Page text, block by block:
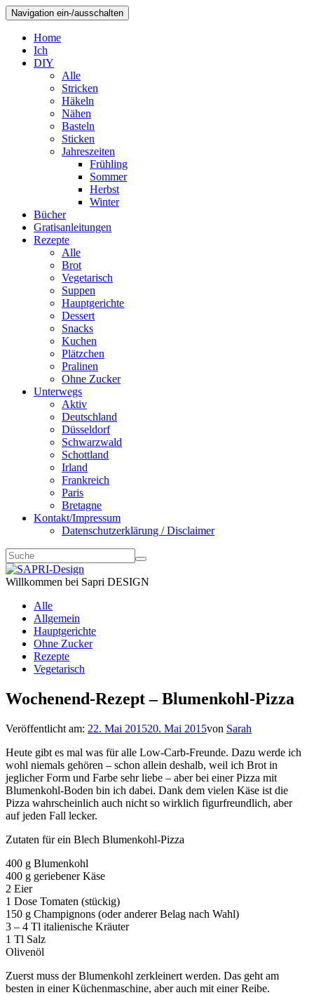
Navigation ein-/ausschalten
Home
Ich
DIY
Alle
Stricken
Häkeln
Nähen
Basteln
Sticken
Jahreszeiten
Frühling
Sommer
Herbst
Winter
Bücher
Gratisanleitungen
Rezepte
Alle
Brot
Vegetarisch
Suppen
Hauptgerichte
Dessert
Snacks
Kuchen
Plätzchen
Pralinen
Ohne Zucker
Unterwegs
Aktiv
Deutschland
Düsseldorf
Schwarzwald
Schottland
Irland
Frankreich
Paris
Bretagne
Kontakt/Impressum
Datenschutzerklärung / Disclaimer
Willkommen bei Sapri DESIGN
Alle
Allgemein
Hauptgerichte
Ohne Zucker
Rezepte
Vegetarisch
Wochenend-Rezept – Blumenkohl-Pizza
Veröffentlicht am: 22. Mai 201520. Mai 2015von Sarah
Heute gibt es mal was für alle Low-Carb-Freunde. Dazu werde ich
wohl niemals gehören – schon allein deshalb, weil ich Brot in
jeglicher Form und Farbe sehr liebe – aber bei einer Pizza mit
Blumenkohl-Boden bin ich dabei. Dank dem vielen Käse ist die
Pizza wahrscheinlich auch nicht so wirklich figurfreundlich, aber
auf jeden Fall lecker.
Zutaten für ein Blech Blumenkohl-Pizza
400 g Blumenkohl
400 g geriebener Käse
2 Eier
1 Dose Tomaten (stückig)
150 g Champignons (oder anderer Belag nach Wahl)
3 – 4 Tl italienische Kräuter
1 Tl Salz
Olivenöl
Zuerst muss der Blumenkohl zerkleinert werden. Das geht am
besten in einer Küchenmaschine, aber auch mit einer Reibe.